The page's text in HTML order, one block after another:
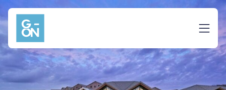
Aller au contenu